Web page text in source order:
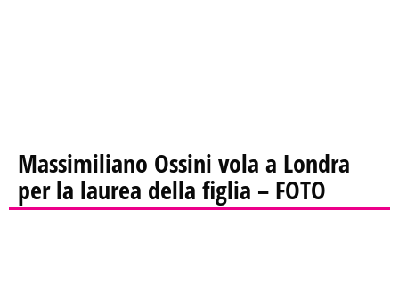
Massimiliano Ossini vola a Londra
per la laurea della figlia – FOTO